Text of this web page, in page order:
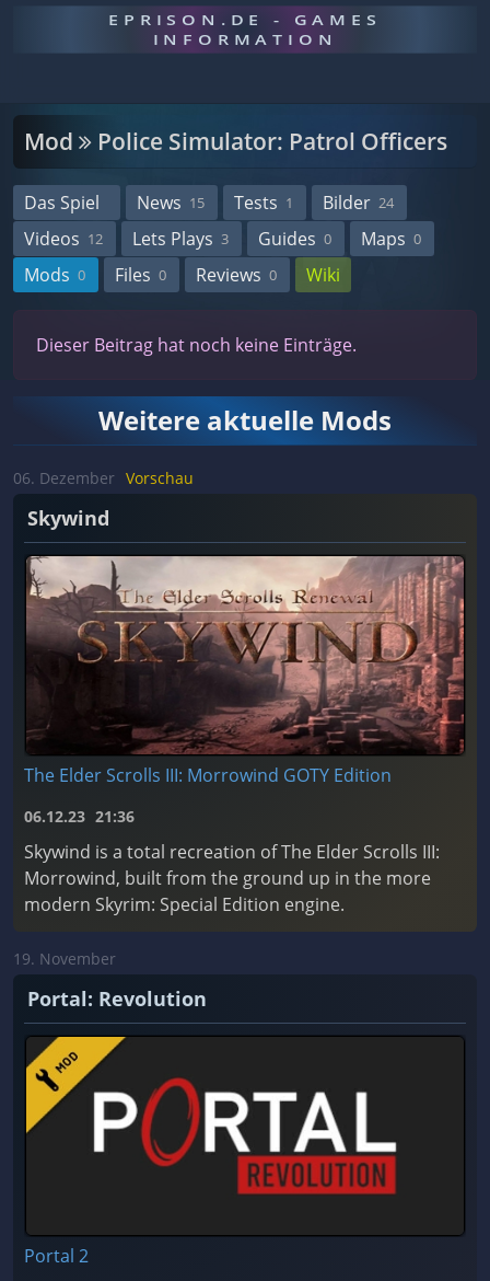
EPRISON.DE - GAMES
INFORMATION
Mod Police Simulator: Patrol Officers
Das Spiel News 15 Tests 1 Bilder 24
Videos 12 Lets Plays 3 Guides 0 Maps 0
Mods 0 Files 0 Reviews 0 Wiki
Dieser Beitrag hat noch keine Einträge.
Weitere aktuelle Mods
06. Dezember Vorschau
Skywind
The Elder Scrolls III: Morrowind GOTY Edition
06.12.23 21:36
Skywind is a total recreation of The Elder Scrolls III:
Morrowind, built from the ground up in the more
modern Skyrim: Special Edition engine.
19. November
Portal: Revolution
Portal 2